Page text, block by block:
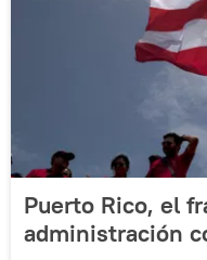
Puerto Rico, el
administración